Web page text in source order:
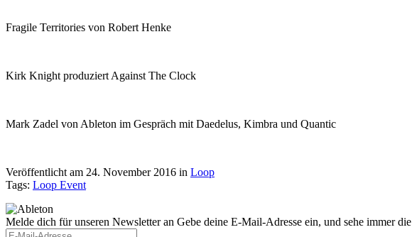
Fragile Territories von Robert Henke
Kirk Knight produziert Against The Clock
Mark Zadel von Ableton im Gespräch mit Daedelus, Kimbra und Quantic
Veröffentlicht am 24. November 2016 in Loop
Tags: Loop Event
Melde dich für unseren Newsletter an Gebe deine E-Mail-Adresse ein, und sehe immer